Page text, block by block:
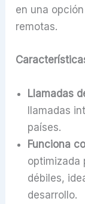
en una
remotas.
Llamadas
llamadas
países.
Funciona
optimizada
débiles,
desarrollo.